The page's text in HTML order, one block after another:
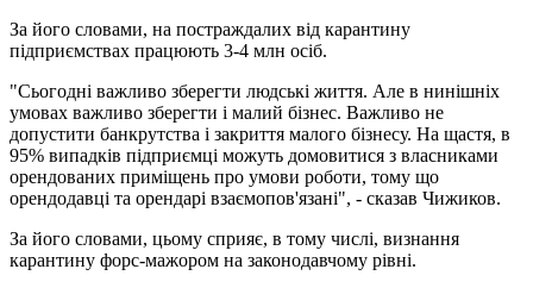
За його словами, на постраждалих від карантину
підприємствах працюють 3-4 млн осіб.
"Сьогодні важливо зберегти людські життя. Але в нинішніх
умовах важливо зберегти і малий бізнес. Важливо не
допустити банкрутства і закриття малого бізнесу. На щастя, в
95% випадків підприємці можуть домовитися з власниками
орендованих приміщень про умови роботи, тому що
орендодавці та орендарі взаємопов'язані", - сказав Чижиков.
За його словами, цьому сприяє, в тому числі, визнання
карантину форс-мажором на законодавчому рівні.